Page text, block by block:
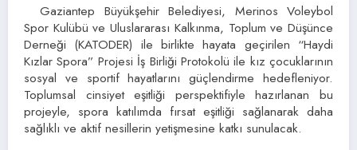
Gaziantep Büyükşehir Belediyesi, Merinos Voleybol
Spor Kulübü ve Uluslararası Kalkınma, Toplum ve Düşünce
Derneği (KATODER) ile birlikte hayata geçirilen “Haydi
Kızlar Spora” Projesi İş Birliği Protokolü ile kız çocuklarının
sosyal ve sportif hayatlarını güçlendirme hedefleniyor.
Toplumsal cinsiyet eşitliği perspektifiyle hazırlanan bu
projeyle, spora katılımda fırsat eşitliği sağlanarak daha
sağlıklı ve aktif nesillerin yetişmesine katkı sunulacak.